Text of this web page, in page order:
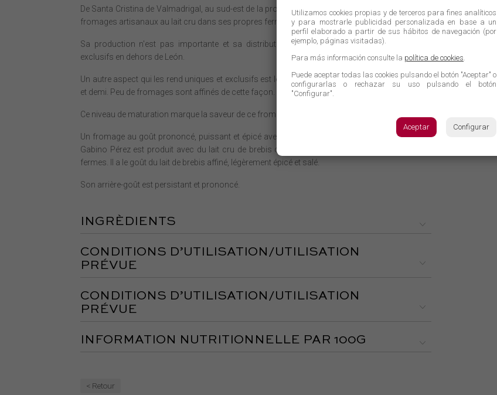
De Santa Cristina de Valmadrigal, au sud-est de la province de León, la famille Perez produit des
fromages artisanaux au lait cru dans ses propres fermes.
Sa production n'est pas importante et sa distribution est locale, ce qui rend ces produits
exclusifs en dehors de León.
Un autre aspect qui les rend uniques et exclusifs est le temps de guérison, qui dure plus d'un an
et demi. Peu de fromages sont affinés de cette façon.
Ce niveau de maturation marque la saveur de ce fromage.
Un fromage au goût prononcé, puissant et épicé avec des notes de noisette. Le vieux fromage
Gabino Pérez est produit avec du lait cru de brebis qui paissent librement dans leurs propres
fermes. Il a le goût du lait de brebis affiné, légèrement épicé et salé.
Son arrière-goût est persistant et prononcé.
INGRÈDIENTS
CONDITIONS D’UTILISATION/UTILISATION
PRÉVUE
CONDITIONS D’UTILISATION/UTILISATION
PRÉVUE
INFORMATION NUTRITIONNELLE PAR 100G
< Retour
Utilizamos cookies propias y de terceros para fines analíticos
y para mostrarle publicidad personalizada en base a un
perfil elaborado a partir de sus hábitos de navegación (por
ejemplo, páginas visitadas).
Para más información consulte la política de cookies
Puede aceptar todas las cookies pulsando el botón "Aceptar" o
configurarlas o rechazar su uso pulsando el botón
"Configurar".
Aceptar Configurar